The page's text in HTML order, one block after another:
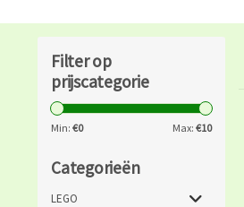
Filter op
prijscategorie
Min: €0 Max: €10
Categorieën
LEGO